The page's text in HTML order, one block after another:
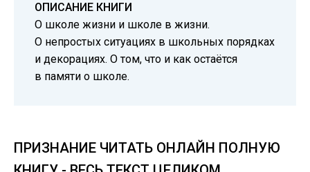
ОПИСАНИЕ КНИГИ
О школе жизни и школе в жизни.
О непростых ситуациях в школьных порядках
и декорациях. О том, что и как остаётся
в памяти о школе.
ПРИЗНАНИЕ ЧИТАТЬ ОНЛАЙН ПОЛНУЮ